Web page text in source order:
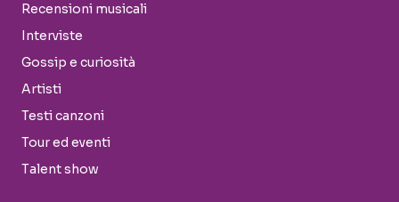
Recensioni musicali
Interviste
Gossip e curiosità
Artisti
Testi canzoni
Tour ed eventi
Talent show